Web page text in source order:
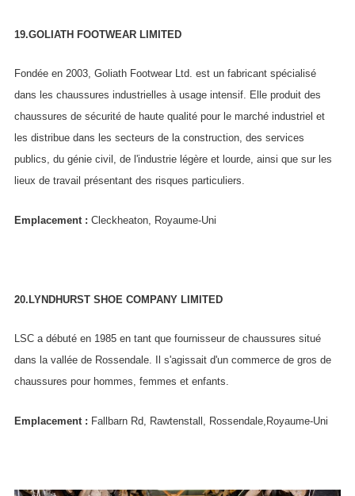
19.GOLIATH FOOTWEAR LIMITED
Fondée en 2003, Goliath Footwear Ltd. est un fabricant spécialisé
dans les chaussures industrielles à usage intensif. Elle produit des
chaussures de sécurité de haute qualité pour le marché industriel et
les distribue dans les secteurs de la construction, des services
publics, du génie civil, de l'industrie légère et lourde, ainsi que sur les
lieux de travail présentant des risques particuliers.
Emplacement : Cleckheaton, Royaume-Uni
20.LYNDHURST SHOE COMPANY LIMITED
LSC a débuté en 1985 en tant que fournisseur de chaussures situé
dans la vallée de Rossendale. Il s'agissait d'un commerce de gros de
chaussures pour hommes, femmes et enfants.
Emplacement : Fallbarn Rd, Rawtenstall, Rossendale,Royaume-Uni